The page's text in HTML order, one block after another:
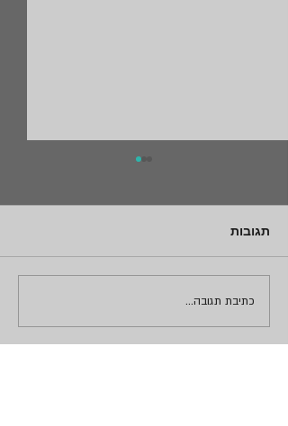
עבודות אינסטלציה
תגובות
כתיבת תגובה...